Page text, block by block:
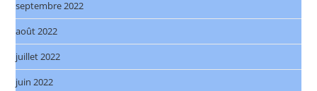
septembre 2022
août 2022
juillet 2022
juin 2022